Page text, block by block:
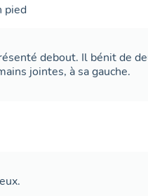
pied
debout. Il bénit de
jointes, à sa gauche.